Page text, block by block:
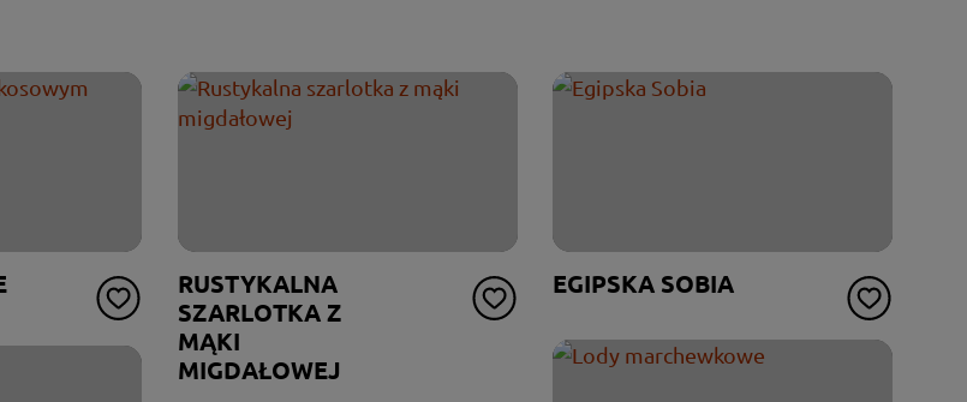
RUSTYKALNA
SZARLOTKA Z
MĄKI
MIGDAŁOWEJ
EGIPSKA SOBIA